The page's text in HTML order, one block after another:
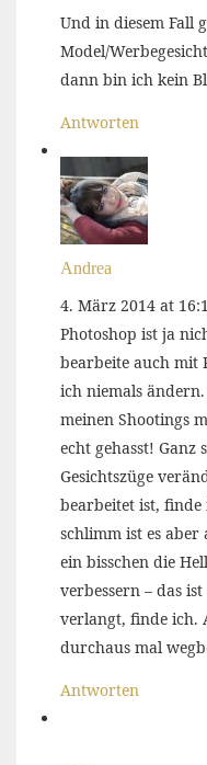
Und in diesem Fall
Model/
dann bin ich kein
Antworten
Andrea
4. März 2014 at
Photoshop ist ja
bearbeite auch mit
ich niemals
meinen Shootings
echt gehasst! Ganz
Gesichtszüge
bearbeitet ist, finde
schlimm ist es
ein bisschen die
verbessern – das
verlangt, finde ich.
durchaus mal
Antworten